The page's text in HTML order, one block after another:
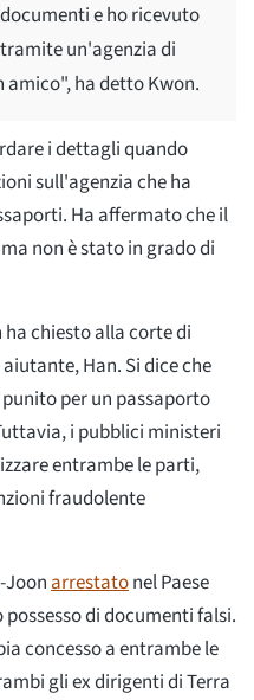
e ho ricevuto
un'agenzia di
ha detto Kwon.
i dettagli quando
sull'agenzia che ha
Ha affermato che il
non è stato in grado di
chiesto alla corte di
Han. Si dice che
per un passaporto
i pubblici ministeri
entrambe le parti,
fraudolente
Joonarrestatonel Paese
di documenti falsi.
concesso a entrambe le
gli ex dirigenti di Terra